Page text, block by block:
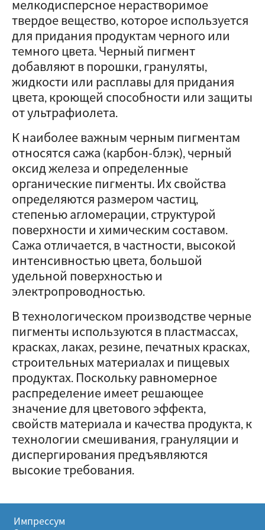
мелкодисперсное нерастворимое
твердое вещество, которое используется
для придания продуктам черного или
темного цвета. Черный пигмент
добавляют в порошки, грануляты,
жидкости или расплавы для придания
цвета, кроющей способности или защиты
от ультрафиолета.
К наиболее важным черным пигментам
относятся сажа (карбон-блэк), черный
оксид железа и определенные
органические пигменты. Их свойства
определяются размером частиц,
степенью агломерации, структурой
поверхности и химическим составом.
Сажа отличается, в частности, высокой
интенсивностью цвета, большой
удельной поверхностью и
электропроводностью.
В технологическом производстве черные
пигменты используются в пластмассах,
красках, лаках, резине, печатных красках,
строительных материалах и пищевых
продуктах. Поскольку равномерное
распределение имеет решающее
значение для цветового эффекта,
свойств материала и качества продукта, к
технологии смешивания, грануляции и
диспергирования предъявляются
высокие требования.
Импрессум